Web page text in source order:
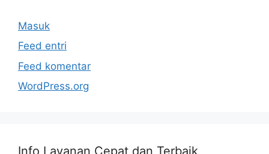
Masuk
Feed entri
Feed komentar
WordPress.org
Info Layanan Cepat dan Terbaik